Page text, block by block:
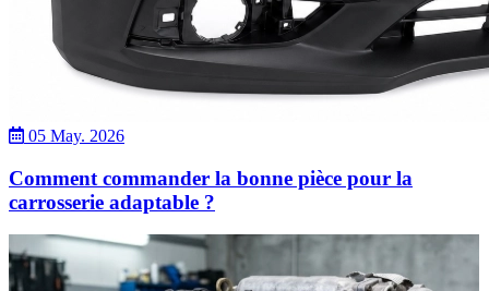
05 May. 2026
Comment commander la bonne pièce pour la
carrosserie adaptable ?